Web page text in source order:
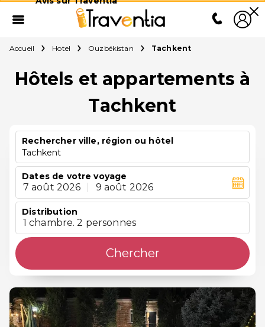
Accueil Hotel Ouzbékistan Tachkent
Hôtels et appartements à
Tachkent
Rechercher ville, région ou hôtel
Tachkent
Dates de votre voyage
7 août 2026 9 août 2026
Distribution
1 chambre. 2 personnes
Chercher